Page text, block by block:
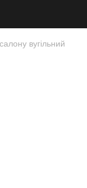
вугільний